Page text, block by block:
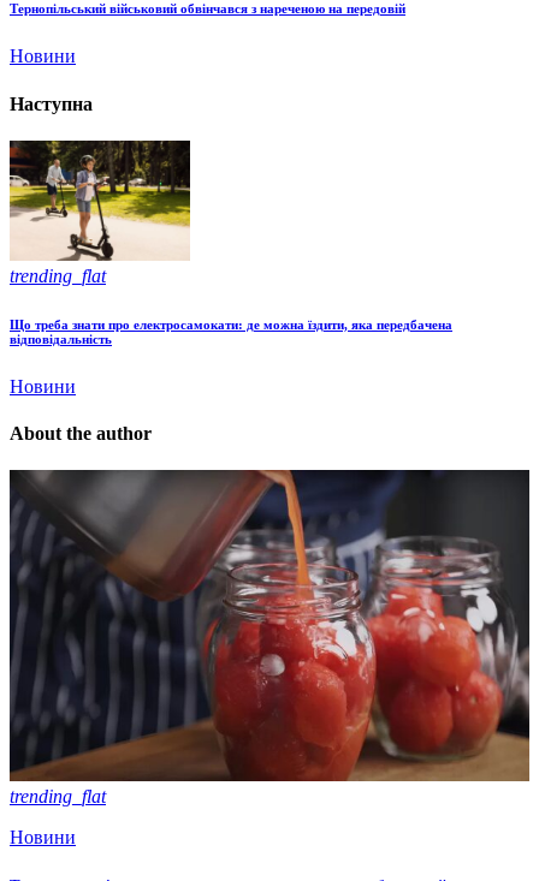
Тернопільський військовий обвінчався з нареченою на передовій
Новини
Наступна
trending_flat
Що треба знати про електросамокати: де можна їздити, яка передбачена
відповідальність
Новини
About the author
trending_flat
Новини